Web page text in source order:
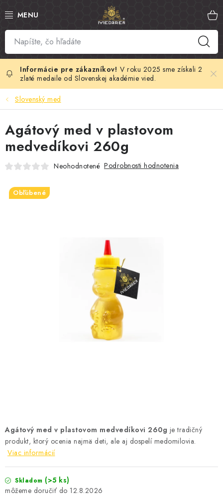
na
SLOVENSKÝ MED
MANUKA MED
VČELÍ PEĽ
MATERSKÁ KAŠIČKA
VČELÍ JED
MEDOVÁ KOZMETIKA
MEDOVÉ DARČEKOVÉ SETY
DOPLNKY KU VČELÍM PRODUKTOM
LITERATÚRA - KNIHY
AKCIE A ZĽAVY
NOVINKY
V roku 2025 sme získali 2
zlaté medaile od Slovenskej akadémie vied.
Slovenský med
Agátový med v plastovom medvedíkovi 260g je tradičný
produkt, ktorý ocenia najmä deti, ale aj dospelí medomilovia.
Viac informácií
Skladom (>5 ks)
12.8.2026
Agátový med v plastovom
medvedíkovi 260g
Neohodnotené Podrobnosti hodnotenia
Obľúbené